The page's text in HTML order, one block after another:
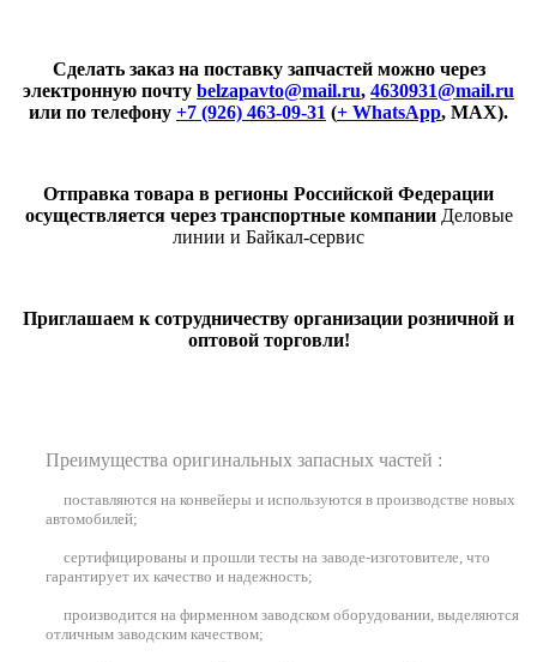
Сделать заказ на поставку запчастей можно через
электронную почту belzapavto@mail.ru, 4630931@mail.ru
или по телефону +7 (926) 463-09-31 (+ WhatsApp, MAX).
Отправка товара в регионы Российской Федерации
осуществляется через транспортные компанииДеловые
линии и Байкал-сервис
Приглашаем к сотрудничеству организации розничной и
оптовой торговли!
Преимущества оригинальных запасных частей :
поставляются на конвейеры и используются в производстве новых
автомобилей;
сертифицированы и прошли тесты на заводе-изготовителе, что
гарантирует их качество и надежность;
производится на фирменном заводском оборудовании, выделяются
отличным заводским качеством;